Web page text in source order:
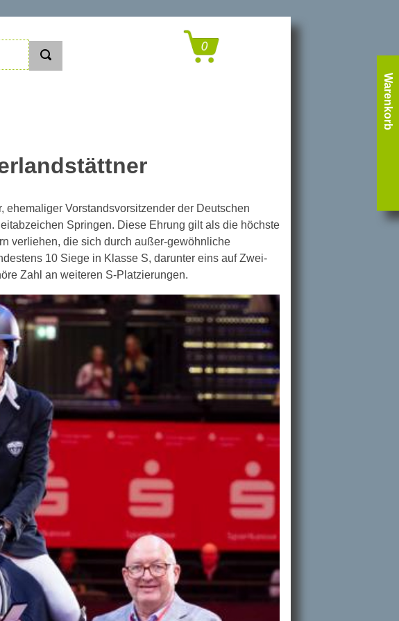
Vorstandsvorsitzender der Deutschen
Springen. Diese Ehrung gilt als die höchste
verliehen, die sich durch außer-gewöhnliche
10 Siege in Klasse S, darunter eins auf Zwei-
Zahl an weiteren S-Platzierungen.
Warenkorb